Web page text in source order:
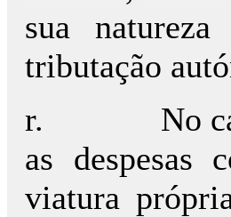
sua
tributação
r.
No
as despesas
viatura